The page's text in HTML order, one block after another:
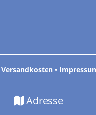
Versandkosten•
Adresse